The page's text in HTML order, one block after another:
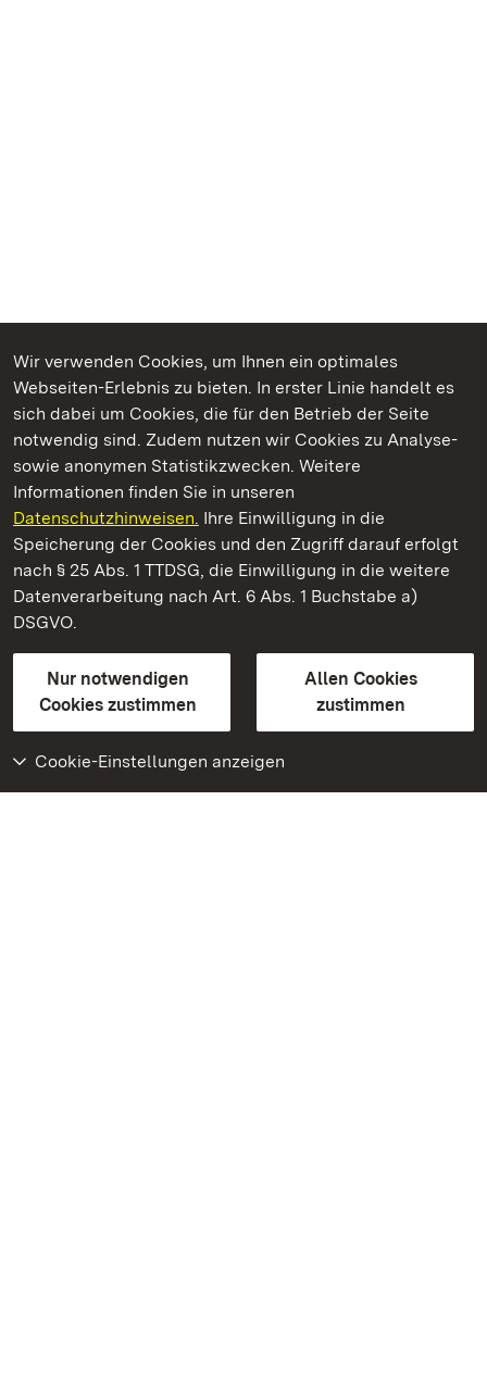
Wir verwenden Cookies, um Ihnen ein optimales
Webseiten-Erlebnis zu bieten. In erster Linie handelt es
sich dabei um Cookies, die für den Betrieb der Seite
notwendig sind. Zudem nutzen wir Cookies zu Analyse-
sowie anonymen Statistikzwecken. Weitere
Informationen finden Sie in unseren
Datenschutzhinweisen. Ihre Einwilligung in die
Speicherung der Cookies und den Zugriff darauf erfolgt
nach § 25 Abs. 1 TTDSG, die Einwilligung in die weitere
Datenverarbeitung nach Art. 6 Abs. 1 Buchstabe a)
DSGVO.
Nur notwendigen
Cookies zustimmen
Allen Cookies
zustimmen
Cookie-Einstellungen anzeigen
Kommen. Staunen. Genießen.
Hochburg bei Emmendingen
Staatliche Schlösser und Gärten Baden-Württemberg
Kontakt
GebärdenspracheLeichte Sprache
Erklärung zur Barrierefreiheit
BITV-konform (geprüfte Seiten)
Weiteres